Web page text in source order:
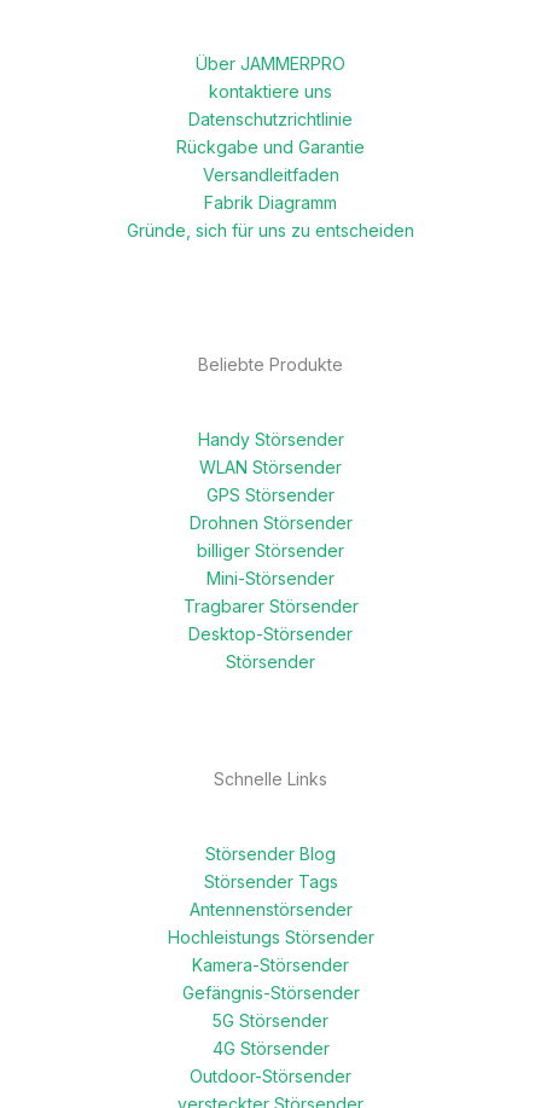
Über JAMMERPRO
kontaktiere uns
Datenschutzrichtlinie
Rückgabe und Garantie
Versandleitfaden
Fabrik Diagramm
Gründe, sich für uns zu entscheiden
Beliebte Produkte
Handy Störsender
WLAN Störsender
GPS Störsender
Drohnen Störsender
billiger Störsender
Mini-Störsender
Tragbarer Störsender
Desktop-Störsender
Störsender
Schnelle Links
Störsender Blog
Störsender Tags
Antennenstörsender
Hochleistungs Störsender
Kamera-Störsender
Gefängnis-Störsender
5G Störsender
4G Störsender
Outdoor-Störsender